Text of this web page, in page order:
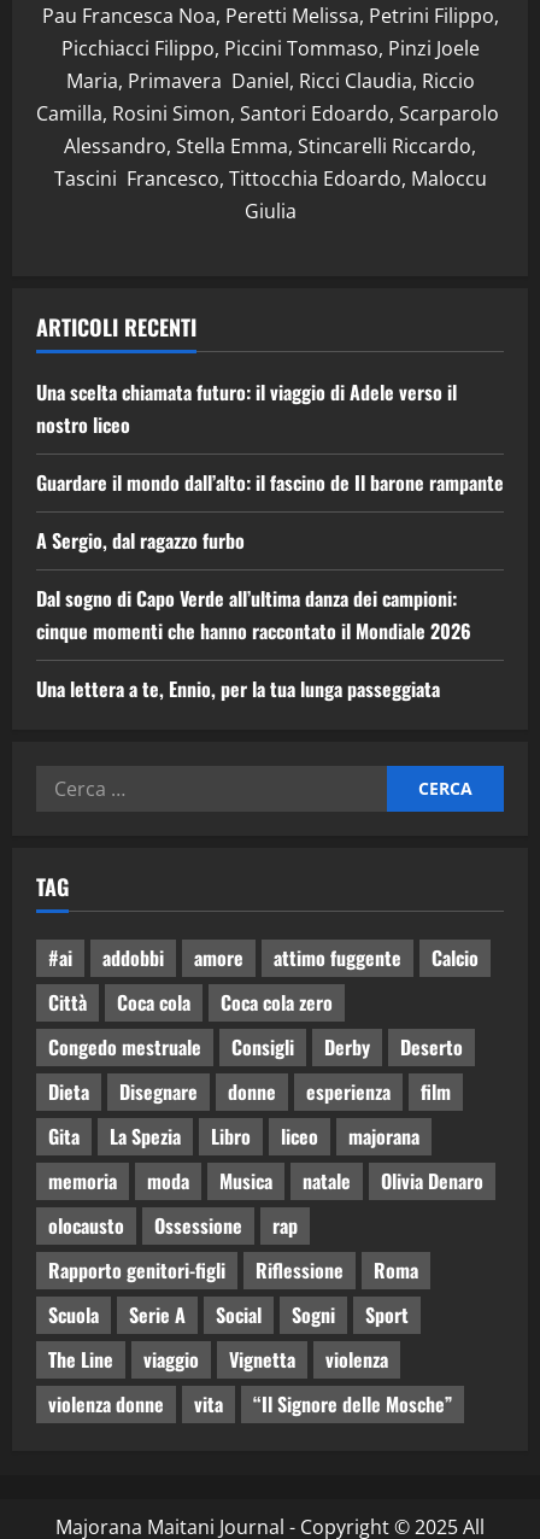
Pau Francesca Noa, Peretti Melissa, Petrini Filippo,
Picchiacci Filippo, Piccini Tommaso, Pinzi Joele
Maria, Primavera Daniel, Ricci Claudia, Riccio
Camilla, Rosini Simon, Santori Edoardo, Scarparolo
Alessandro, Stella Emma, Stincarelli Riccardo,
Tascini Francesco, Tittocchia Edoardo, Maloccu
Giulia
ARTICOLI RECENTI
Una scelta chiamata futuro: il viaggio di Adele verso il
nostro liceo
Guardare il mondo dall’alto: il fascino de Il barone rampante
A Sergio, dal ragazzo furbo
Dal sogno di Capo Verde all’ultima danza dei campioni:
cinque momenti che hanno raccontato il Mondiale 2026
Una lettera a te, Ennio, per la tua lunga passeggiata
TAG
#ai addobbi amore attimo fuggente
Calcio
Città
Coca cola
Coca cola zero
Congedo mestruale
Consigli Derby
Deserto
Dieta
Disegnare donne esperienza
film
Gita
La Spezia Libro liceo
majorana
memoria
moda Musica natale
Olivia Denaro
olocausto
Ossessione
rap
Rapporto genitori-figli
Riflessione
Roma
Scuola
Serie A Social Sogni
Sport
The Line
viaggio Vignetta
violenza
violenza donne
vita “Il Signore delle Mosche”
Majorana Maitani Journal - Copyright © 2025 All